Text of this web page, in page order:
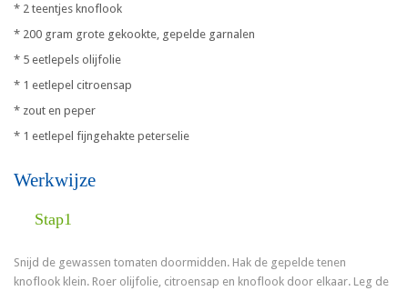
* 2 teentjes knoflook
* 200 gram grote gekookte, gepelde garnalen
* 5 eetlepels olijfolie
* 1 eetlepel citroensap
* zout en peper
* 1 eetlepel fijngehakte peterselie
Werkwijze
Stap1
Snijd de gewassen tomaten doormidden. Hak de gepelde tenen
knoflook klein. Roer olijfolie, citroensap en knoflook door elkaar. Leg de